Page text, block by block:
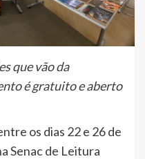
que vão da
é gratuito e aberto
os dias 22 e 26 de
Senac de Leitura